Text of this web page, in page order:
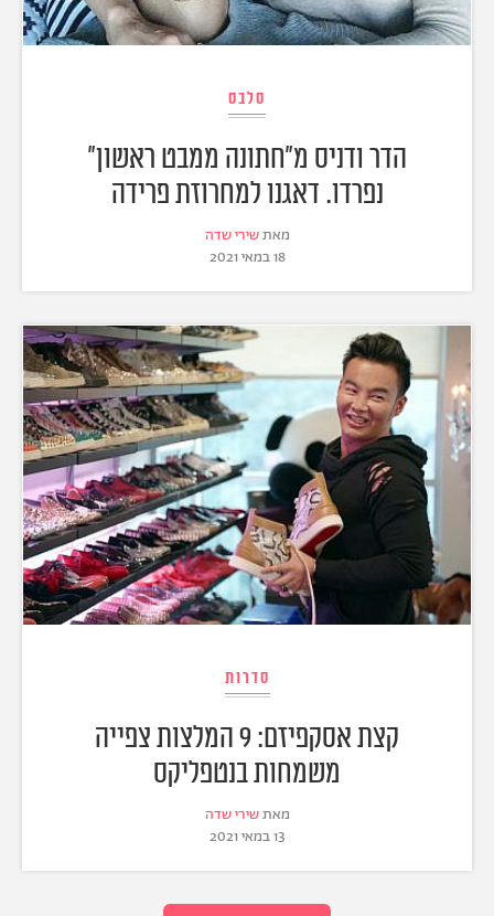
סלבס
הדר ודניס מ"חתונה ממבט ראשון"
נפרדו. דאגנו למחרוזת פרידה
מאתשירי שדה
18 במאי 2021
סדרות
קצת אסקפיזם: 9 המלצות צפייה
משמחות בנטפליקס
מאתשירי שדה
13 במאי 2021